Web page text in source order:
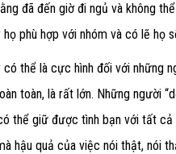
đã đến giờ đi ngủ và không
phù hợp với nhóm và có lẽ họ
thể là cực hình đối với những
toàn, là rất lớn. Những người
thể giữ được tình bạn với tất
hậu quả của việc nói thật, nói